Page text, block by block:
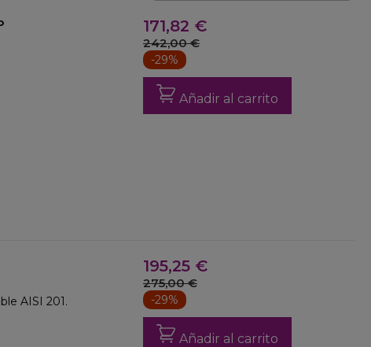
171,82 €
242,00 €
-29%
Añadir al carrito
AISI 201.
195,25 €
275,00 €
-29%
Añadir al carrito